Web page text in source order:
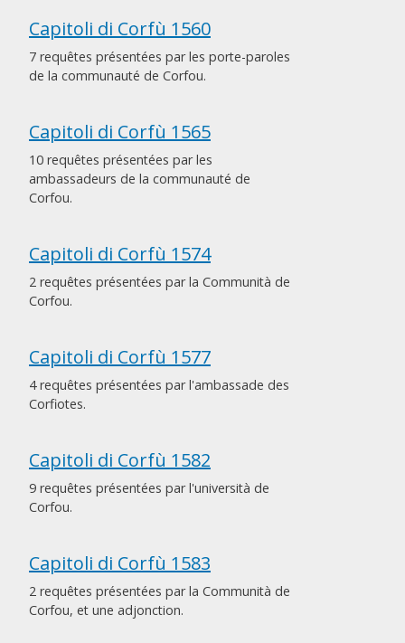
Capitoli di Corfù 1560
7 requêtes présentées par les porte-paroles
de la communauté de Corfou.
Capitoli di Corfù 1565
10 requêtes présentées par les
ambassadeurs de la communauté de
Corfou.
Capitoli di Corfù 1574
2 requêtes présentées par la Communità de
Corfou.
Capitoli di Corfù 1577
4 requêtes présentées par l'ambassade des
Corfiotes.
Capitoli di Corfù 1582
9 requêtes présentées par l'università de
Corfou.
Capitoli di Corfù 1583
2 requêtes présentées par la Communità de
Corfou, et une adjonction.